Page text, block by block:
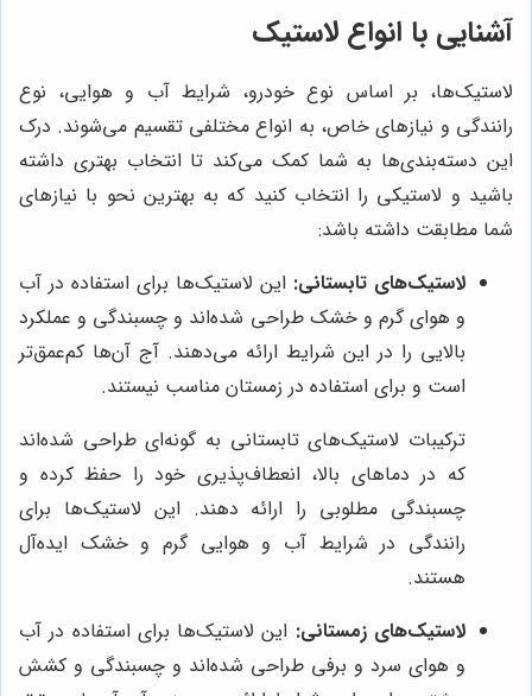
آشنایی با انواع لاستیک
لاستیک‌ها، بر اساس نوع خودرو، شرایط آب و هوایی، نوع
رانندگی و نیازهای خاص، به انواع مختلفی تقسیم می‌شوند. درک
این دسته‌بندی‌ها به شما کمک می‌کند تا انتخاب بهتری داشته
باشید و لاستیکی را انتخاب کنید که به بهترین نحو با نیازهای
شما مطابقت داشته باشد:
لاستیک‌های تابستانی: این لاستیک‌ها برای استفاده در آب
و هوای گرم و خشک طراحی شده‌اند و چسبندگی و عملکرد
بالایی را در این شرایط ارائه می‌دهند. آج آن‌ها کم‌عمق‌تر
است و برای استفاده در زمستان مناسب نیستند.
ترکیبات لاستیک‌های تابستانی به گونه‌ای طراحی شده‌اند
که در دماهای بالا، انعطاف‌پذیری خود را حفظ کرده و
چسبندگی مطلوبی را ارائه دهند. این لاستیک‌ها برای
رانندگی در شرایط آب و هوایی گرم و خشک ایده‌آل
هستند.
لاستیک‌های زمستانی: این لاستیک‌ها برای استفاده در آب
و هوای سرد و برفی طراحی شده‌اند و چسبندگی و کشش